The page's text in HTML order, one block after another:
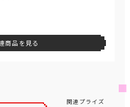
商品を見る
関連プライズ